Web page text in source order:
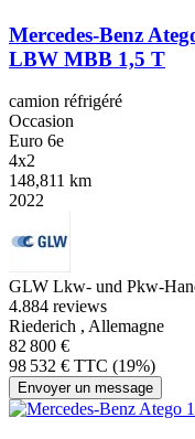
Mercedes-Benz
LBW MBB 1,5 T
camion réfrigéré
Occasion
Euro 6e
4x2
148,811 km
2022
GLW Lkw- und Pkw-
4.884 reviews
Riederich , Allemagne
82 800 €
98 532 € TTC (19%)
Envoyer un message